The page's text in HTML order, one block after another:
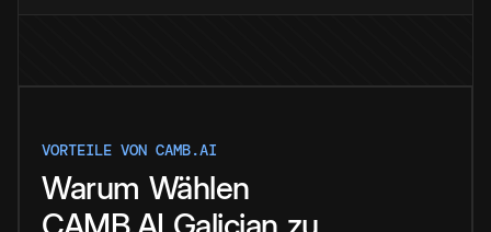
VORTEILE VON CAMB.AI
Warum Wählen